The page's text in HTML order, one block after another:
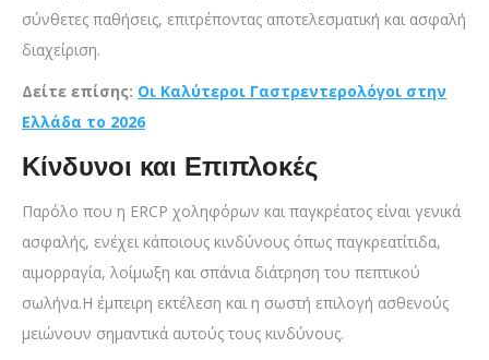
σύνθετες παθήσεις, επιτρέποντας αποτελεσματική και ασφαλή
διαχείριση.
Δείτε επίσης: Οι Καλύτεροι Γαστρεντερολόγοι στην
Ελλάδα το 2026
Κίνδυνοι και Επιπλοκές
Παρόλο που η ERCP χοληφόρων και παγκρέατος είναι γενικά
ασφαλής, ενέχει κάποιους κινδύνους όπως παγκρεατίτιδα,
αιμορραγία, λοίμωξη και σπάνια διάτρηση του πεπτικού
σωλήνα.Η έμπειρη εκτέλεση και η σωστή επιλογή ασθενούς
μειώνουν σημαντικά αυτούς τους κινδύνους.